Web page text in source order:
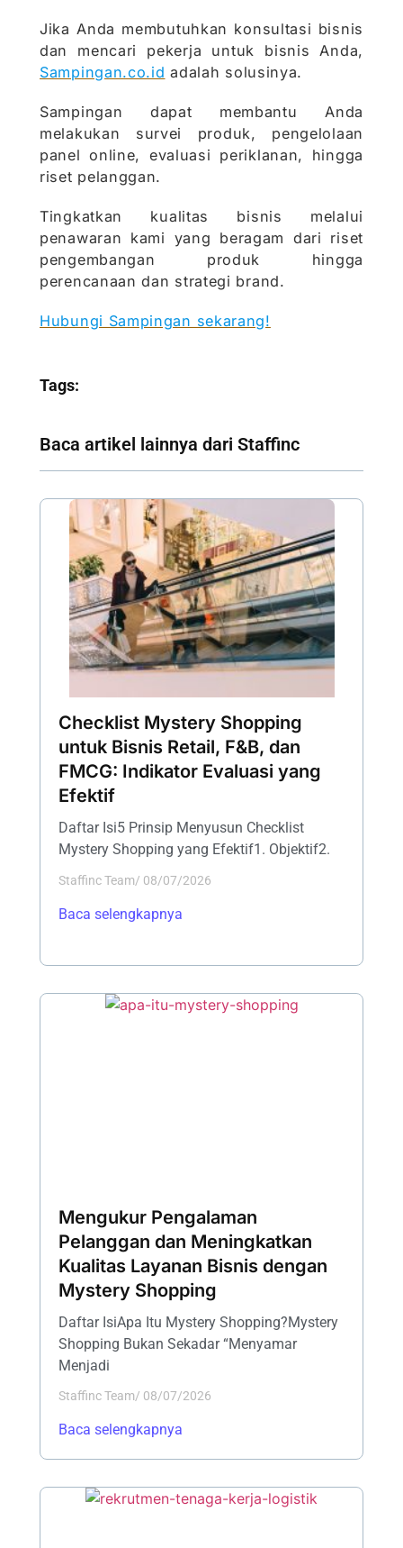
Jika Anda membutuhkan konsultasi bisnis
dan mencari pekerja untuk bisnis Anda,
Sampingan.co.id adalah solusinya.
Sampingan dapat membantu Anda
melakukan survei produk, pengelolaan
panel online, evaluasi periklanan, hingga
riset pelanggan.
Tingkatkan kualitas bisnis melalui
penawaran kami yang beragam dari riset
pengembangan produk hingga
perencanaan dan strategi brand.
Hubungi Sampingan sekarang!
Tags:
Baca artikel lainnya dari Staffinc
Checklist Mystery Shopping
untuk Bisnis Retail, F&B, dan
FMCG: Indikator Evaluasi yang
Efektif
Daftar Isi5 Prinsip Menyusun Checklist
Mystery Shopping yang Efektif1. Objektif2.
Staffinc Team/ 08/07/2026
Baca selengkapnya
Mengukur Pengalaman
Pelanggan dan Meningkatkan
Kualitas Layanan Bisnis dengan
Mystery Shopping
Daftar IsiApa Itu Mystery Shopping?Mystery
Shopping Bukan Sekadar “Menyamar
Menjadi
Staffinc Team/ 08/07/2026
Baca selengkapnya